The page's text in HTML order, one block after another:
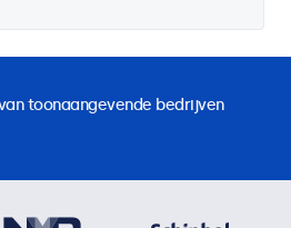
toonaangevende bedrijven